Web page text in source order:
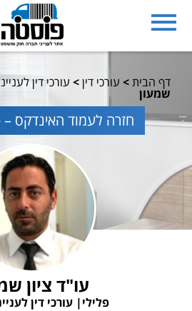
חזרה לעמוד האינדקס –
דף הבית> עורכי דין> עורכי דין
שמעון
עו"ד ציון
פלילי
עורכי דין